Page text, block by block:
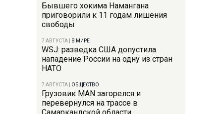
Бывшего хокима Намангана
приговорили к 11 годам лишения
свободы
7 АВГУСТА В МИРЕ
WSJ: разведка США допустила
нападение России на одну из стран
НАТО
7 АВГУСТА ОБЩЕСТВО
Грузовик MAN загорелся и
перевернулся на трассе в